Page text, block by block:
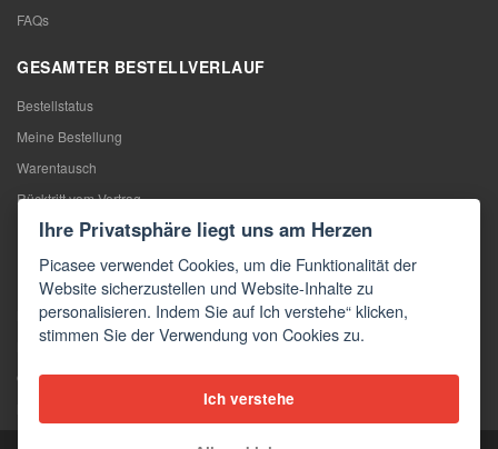
FAQs
GESAMTER BESTELLVERLAUF
Bestellstatus
Meine Bestellung
Warentausch
Rücktritt vom Vertrag
Reklamation
KONTAKTE
Kontakte
Kontaktformular
Großhandel
Ihre Privatsphäre liegt uns am Herzen
Picasee verwendet Cookies, um die Funktionalität der
Website sicherzustellen und Website-Inhalte zu
personalisieren. Indem Sie auf Ich verstehe“ klicken,
stimmen Sie der Verwendung von Cookies zu.
Ich verstehe